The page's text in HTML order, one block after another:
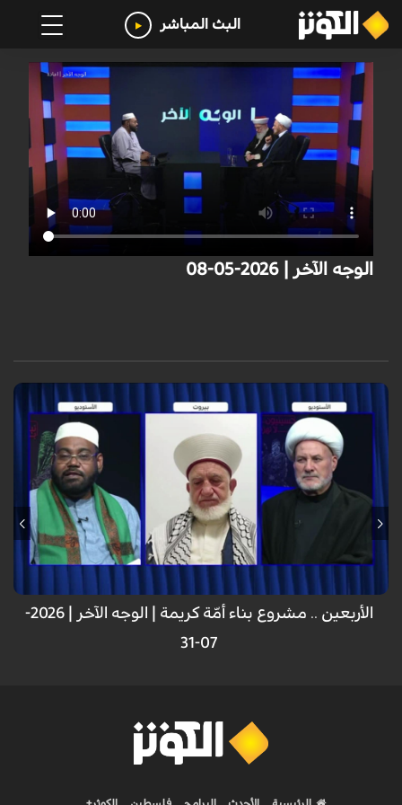
البث المباشر
الوجه الآخر | 2026-05-08
الأربعين .. مشروع بناء أمّة كريمة | الوجه الآخر | 2026-
07-31